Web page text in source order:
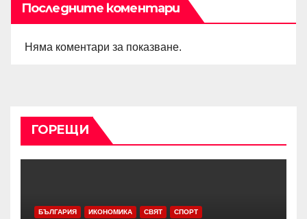
Последните коментари
Няма коментари за показване.
ГОРЕЩИ
БЪЛГАРИЯ ИКОНОМИКА СВЯТ СПОРТ